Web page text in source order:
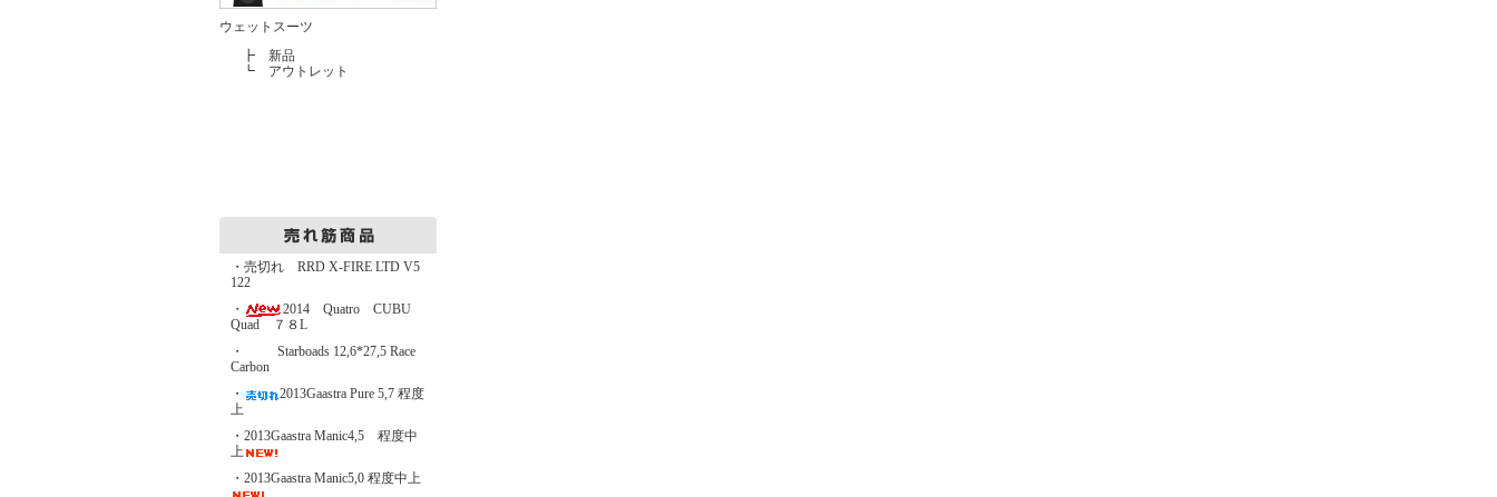
ウェットスーツ
┣ 新品
┗ アウトレット
・売切れ RRD X-FIRE LTD V5
122
・
2014 Quatro CUBU
Quad ７８L
・
Starboads 12,6*27,5 Race
Carbon
・
2013Gaastra Pure 5,7 程度
上
・2013Gaastra Manic4,5 程度中
上
・2013Gaastra Manic5,0 程度中上